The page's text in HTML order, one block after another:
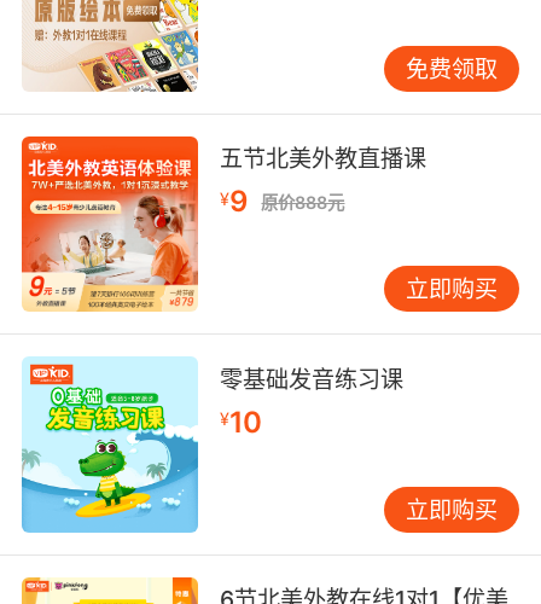
免费领取
五节北美外教直播课
¥9 原价888元
立即购买
零基础发音练习课
¥10
立即购买